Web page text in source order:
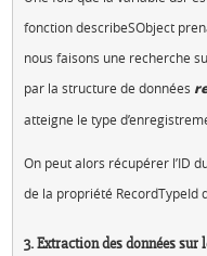
fonction describeSObject
nous faisons une recherche
par la structure de données
atteigne le type
On peut alors récupérer l’ID
de la propriété RecordTypeId
3. Extraction des données sur